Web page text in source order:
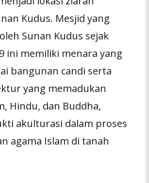
Kudus. Mesjid yang
Sunan Kudus sejak
ini memiliki menara yang
bangunan candi serta
yang memadukan
Hindu, dan Buddha,
akulturasi dalam proses
agama Islam di tanah